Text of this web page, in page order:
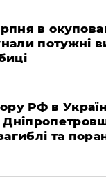
в
потужні
РФ в
та